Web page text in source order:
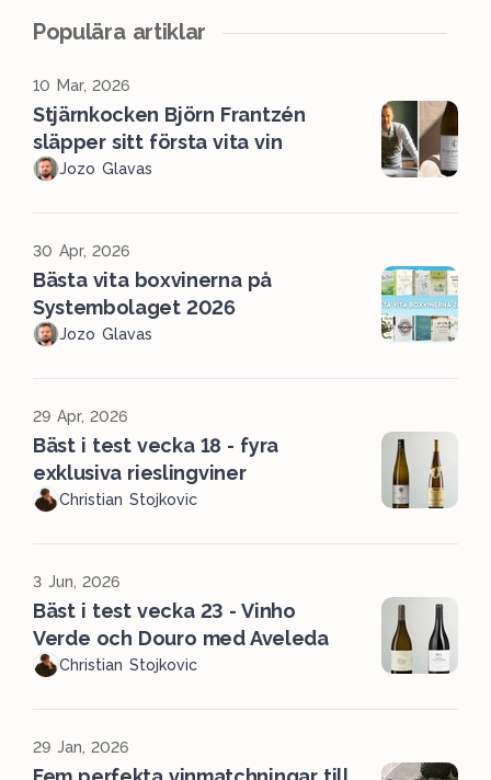
Populära artiklar
10 Mar, 2026
Stjärnkocken Björn Frantzén
släpper sitt första vita vin
Jozo Glavas
30 Apr, 2026
Bästa vita boxvinerna på
Systembolaget 2026
Jozo Glavas
29 Apr, 2026
Bäst i test vecka 18 - fyra
exklusiva rieslingviner
Christian Stojkovic
3 Jun, 2026
Bäst i test vecka 23 - Vinho
Verde och Douro med Aveleda
Christian Stojkovic
29 Jan, 2026